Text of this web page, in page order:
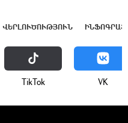
ՎԵՐԼՈՒԾՈՒԹՅՈՒՆ
ТikТоk VK